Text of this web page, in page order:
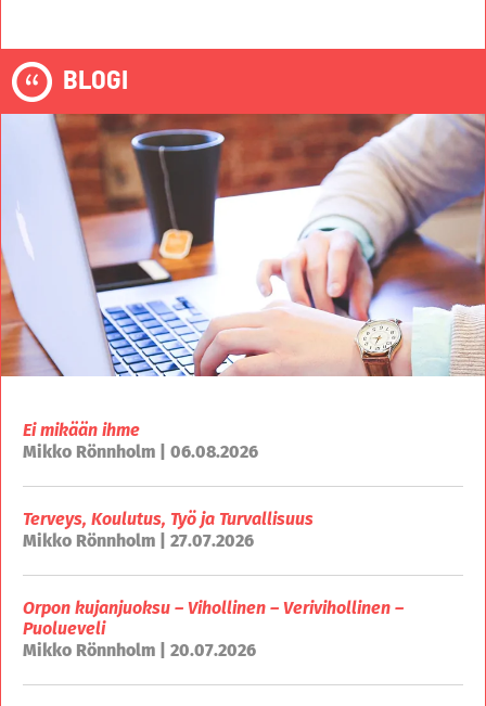
BLOGI
Ei mikään ihme
Mikko Rönnholm | 06.08.2026
Terveys, Koulutus, Työ ja Turvallisuus
Mikko Rönnholm | 27.07.2026
Orpon kujanjuoksu – Vihollinen – Verivihollinen –
Puolueveli
Mikko Rönnholm | 20.07.2026